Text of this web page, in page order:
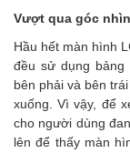
Vượt qua góc nhìn
Hầu hết màn hình
đều sử dụng bảng
bên phải và bên
xuống. Vì vậy, để
cho người dùng
lên để thấy màn